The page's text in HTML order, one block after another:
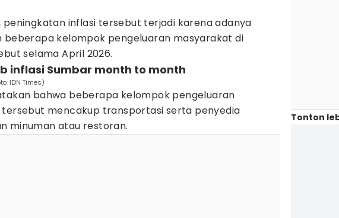
peningkatan inflasi tersebut terjadi karena adanya
beberapa kelompok pengeluaran masyarakat di
selama April 2026.
inflasi Sumbar month to month
IDN Times)
bahwa beberapa kelompok pengeluaran
mencakup transportasi serta penyedia
minuman atau restoran.
Tonton